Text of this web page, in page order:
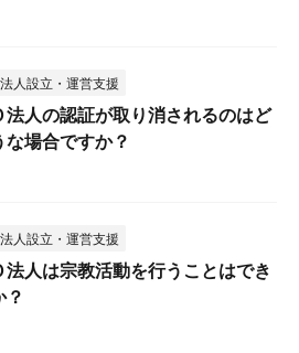
人設立・運営支援
法人の認証が取り消されるのはど
な場合ですか？
人設立・運営支援
法人は宗教活動を行うことはでき
？